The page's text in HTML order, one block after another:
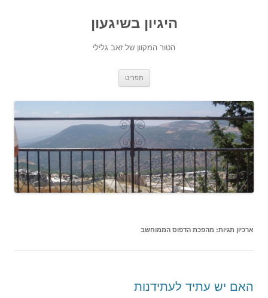
היגיון בשיגעון
הטור המקוון של זאב גלילי
תפריט
ארכיון תגיות: מהפכת הדפוס הממוחשב
האם יש עתיד לעתידנות